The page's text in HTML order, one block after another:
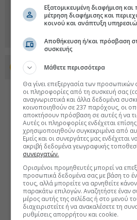
Προσθέστε το euro2day.gr στο
Εξατομικευμένη διαφήμιση και
μέτρηση διαφήμισης και
κοινού και ανάπτυξη
Αποθήκευση ή/και πρόσβαση
συσκευής
Μάθετε περισσότερα
Θα γίνει επεξεργασία των προσωπικών
οι πληροφορίες από τη συσκευή σας
αναγνωριστικά και άλλα δεδομένα
κοινοποιηθούν σε 237 παρόχους, οι
αποκτήσουν πρόσβαση σε αυτές ή να
Αυτές οι πληροφορίες ενδέχεται
χρησιμοποιηθούν συγκεκριμένα από
Εμείς και οι συνεργάτες μας ενδέχεται
ακριβή δεδομένα γεωγραφικής
συνεργατών.
Ορισμένοι προμηθευτές μπορεί να
προσωπικά δεδομένα σας με βάση το
τους, αλλά μπορείτε να αρνηθείτε
παρακάτω επιλογών. Αναζητήστε έναν
μέρος αυτής της σελίδας ή στο μενού
διαχειριστείτε ή να ανακαλέσετε τη
ρυθμίσεις απορρήτου και cookie.